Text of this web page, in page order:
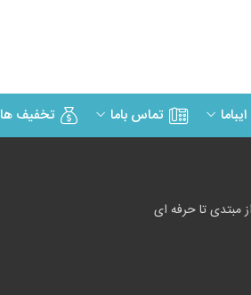
تماس باما تخفیف ها
مبتدی تا حرفه ای